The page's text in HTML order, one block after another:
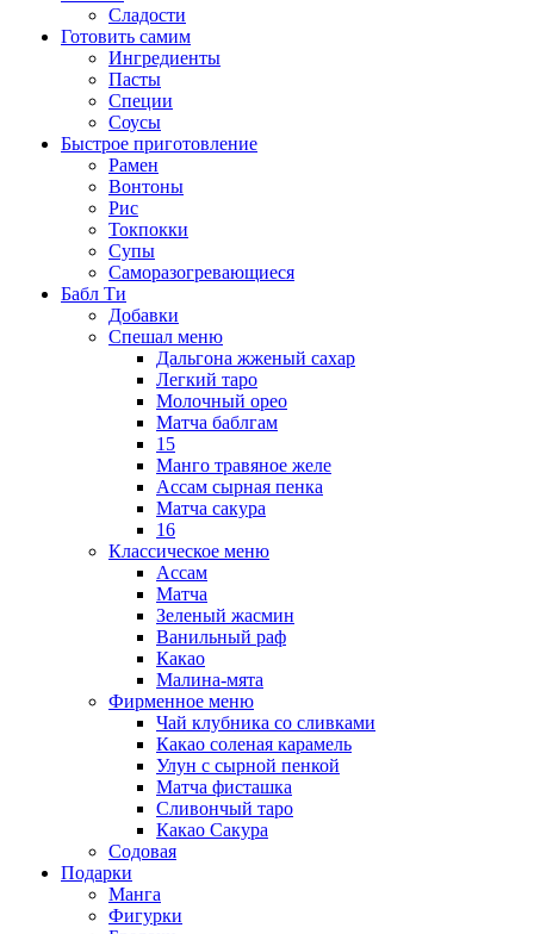
Сладости
Готовить самим
Ингредиенты
Пасты
Специи
Соусы
Быстрое приготовление
Рамен
Вонтоны
Рис
Токпокки
Супы
Саморазогревающиеся
Бабл Ти
Добавки
Спешал меню
Дальгона жженый сахар
Легкий таро
Молочный орео
Матча баблгам
15
Манго травяное желе
Ассам сырная пенка
Матча сакура
16
Классическое меню
Ассам
Матча
Зеленый жасмин
Ванильный раф
Какао
Малина-мята
Фирменное меню
Чай клубника со сливками
Какао соленая карамель
Улун с сырной пенкой
Матча фисташка
Сливончый таро
Какао Сакура
Содовая
Подарки
Манга
Фигурки